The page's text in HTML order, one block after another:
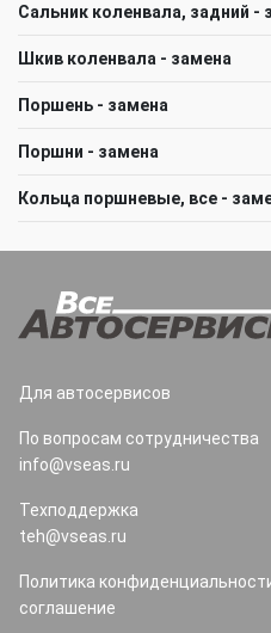
Сальник коленвала, задний -
Шкив коленвала - замена
Поршень - замена
Поршни - замена
Кольца поршневые, все -
Для автосервисов
По вопросам сотрудничества
info@vseas.ru
Техподдержка
teh@vseas.ru
Политика
соглашение